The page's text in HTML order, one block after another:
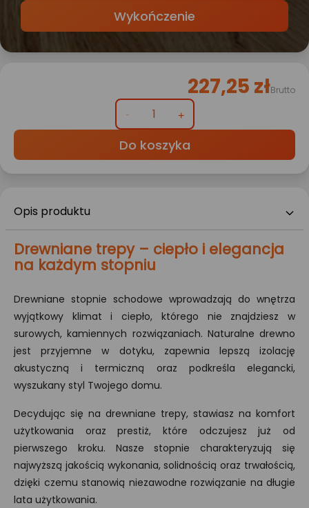
Wykończenie
227,25 złBrutto
Do koszyka
Opis produktu
Drewniane trepy – ciepło i elegancja
na każdym stopniu
Drewniane stopnie schodowe wprowadzają do wnętrza
wyjątkowy klimat i ciepło, którego nie znajdziesz w
surowych, kamiennych rozwiązaniach. Naturalne drewno
jest przyjemne w dotyku, zapewnia lepszą izolację
akustyczną i termiczną oraz podkreśla elegancki,
wyszukany styl Twojego domu.
Decydując się na drewniane trepy, stawiasz na komfort
użytkowania oraz prestiż, które odczujesz już od
pierwszego kroku. Nasze stopnie charakteryzują się
najwyższą jakością wykonania, solidnością oraz trwałością,
dzięki czemu stanowią niezawodne rozwiązanie na długie
lata użytkowania.